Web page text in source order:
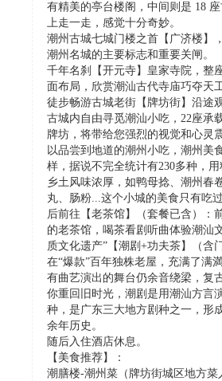
有精美的亭台楼阁，中间则是 18
上走一走，感觉十分奇妙。
潮州古城七城门楼之首【广济楼】
潮州名城的主要标志和重要关闸。
千年名刹【开元寺】皇家寺院，整
面布局，欣赏潮汕古代寺庙巧夺天
徒步畅游古城老街【牌坊街】沿途
古城内自由寻觅潮汕小吃，22座承
牌坊，将带给您强烈的视觉和心灵
以品尝到地道的潮州小吃，潮州美
样，据说不完全统计有230多种，用
乡土风味浓厚，如鸭母捻、潮州春
丸、肠粉...这个小城的美食只有吃
后前往【老茶馆】（套餐已含）：
的老茶馆，喝茶看剧听曲体验潮汕
质文化遗产”【潮剧+功夫茶】（含
在“爆款”百年独株老屋，充满了满
有曲艺演出的舞台仍余音绕梁，复
你重回旧时光，潮剧是用潮汕方言
种，是广东三大地方剧种之一，形
余年历史。
随后入住酒店休息。
【美食推荐】：
潮膳楼-潮州菜（牌坊街城区地方菜